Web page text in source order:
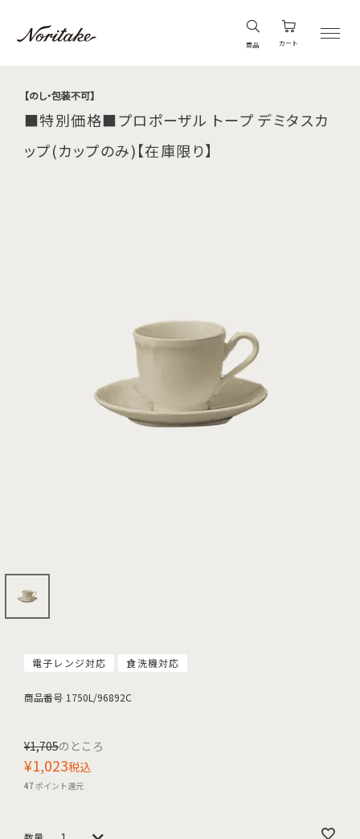
商品 カート
【のし・包装不可】
■特別価格■プロポーザル トープ デミタスカ
ップ(カップのみ)【在庫限り】
電子レンジ対応 食洗機対応
商品番号 1750L/96892C
¥1,705のところ
¥1,023税込
47ポイント還元